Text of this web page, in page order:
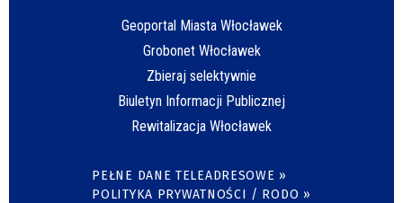
Geoportal Miasta Włocławek
Grobonet Włocławek
Zbieraj selektywnie
Biuletyn Informacji Publicznej
Rewitalizacja Włocławek
PEŁNE DANE TELEADRESOWE »
POLITYKA PRYWATNOŚCI / RODO »